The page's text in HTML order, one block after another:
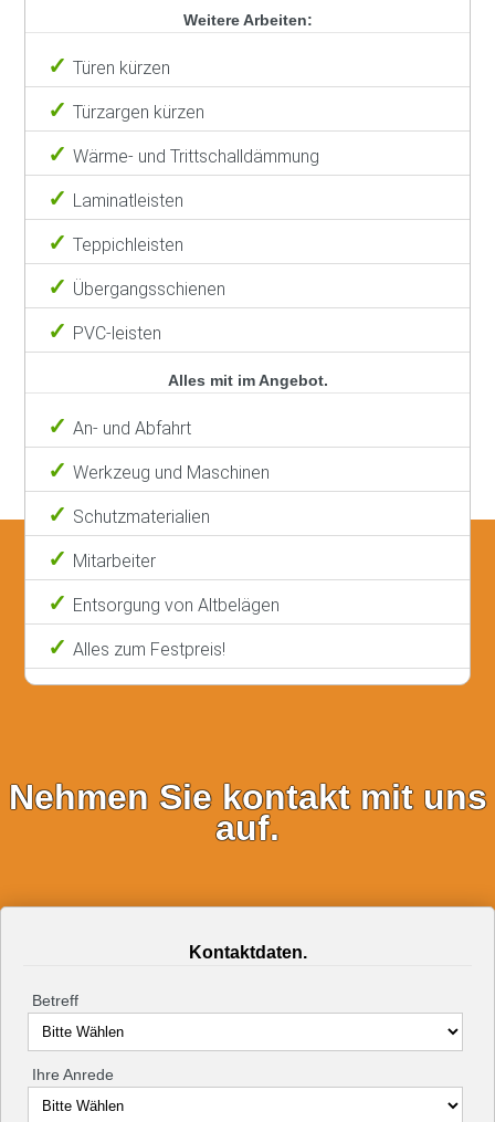
Weitere Arbeiten:
Türen kürzen
Türzargen kürzen
Wärme- und Trittschalldämmung
Laminatleisten
Teppichleisten
Übergangsschienen
PVC-leisten
Alles mit im Angebot.
An- und Abfahrt
Werkzeug und Maschinen
Schutzmaterialien
Mitarbeiter
Entsorgung von Altbelägen
Alles zum Festpreis!
Nehmen Sie kontakt mit uns
auf.
Kontaktdaten.
Betreff
Ihre Anrede